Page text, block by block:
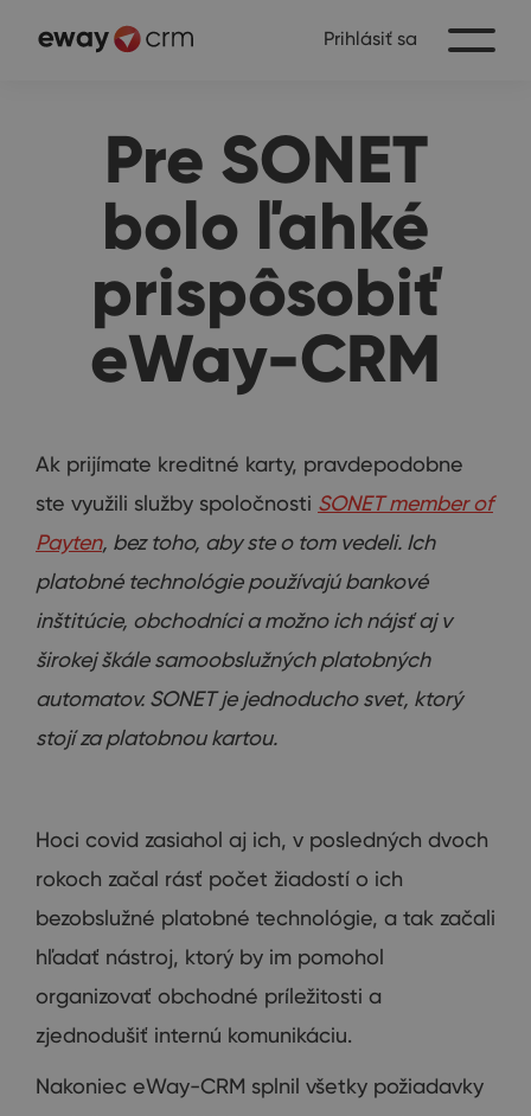
Prihlásiť sa
Pre SONET
bolo ľahké
prispôsobiť
eWay-CRM
Ak prijímate kreditné karty, pravdepodobne
ste využili služby spoločnosti SONET member of
Payten, bez toho, aby ste o tom vedeli. Ich
platobné technológie používajú bankové
inštitúcie, obchodníci a možno ich nájsť aj v
širokej škále samoobslužných platobných
automatov. SONET je jednoducho svet, ktorý
stojí za platobnou kartou.
Hoci covid zasiahol aj ich, v posledných dvoch
rokoch začal rásť počet žiadostí o ich
bezobslužné platobné technológie, a tak začali
hľadať nástroj, ktorý by im pomohol
organizovať obchodné príležitosti a
zjednodušiť internú komunikáciu.
Nakoniec eWay-CRM splnil všetky požiadavky